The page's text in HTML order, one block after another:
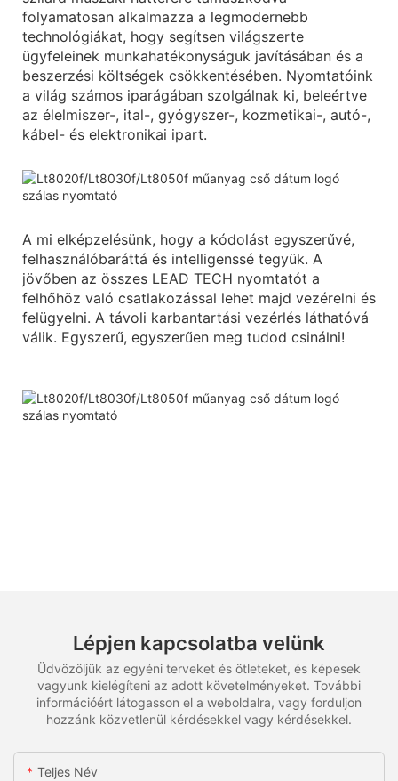
folyamatosan alkalmazza a legmodernebb
technológiákat, hogy segítsen világszerte
ügyfeleinek munkahatékonyságuk javításában és a
beszerzési költségek csökkentésében. Nyomtatóink
a világ számos iparágában szolgálnak ki, beleértve
az élelmiszer-, ital-, gyógyszer-, kozmetikai-, autó-,
kábel- és elektronikai ipart.
A mi elképzelésünk, hogy a kódolást egyszerűvé,
felhasználóbaráttá és intelligenssé tegyük. A
jövőben az összes LEAD TECH nyomtatót a
felhőhöz való csatlakozással lehet majd vezérelni és
felügyelni. A távoli karbantartási vezérlés láthatóvá
válik. Egyszerű, egyszerűen meg tudod csinálni!
Lépjen kapcsolatba velünk
Üdvözöljük az egyéni terveket és ötleteket, és képesek
vagyunk kielégíteni az adott követelményeket. További
információért látogasson el a weboldalra, vagy forduljon
hozzánk közvetlenül kérdésekkel vagy kérdésekkel.
Teljes Név